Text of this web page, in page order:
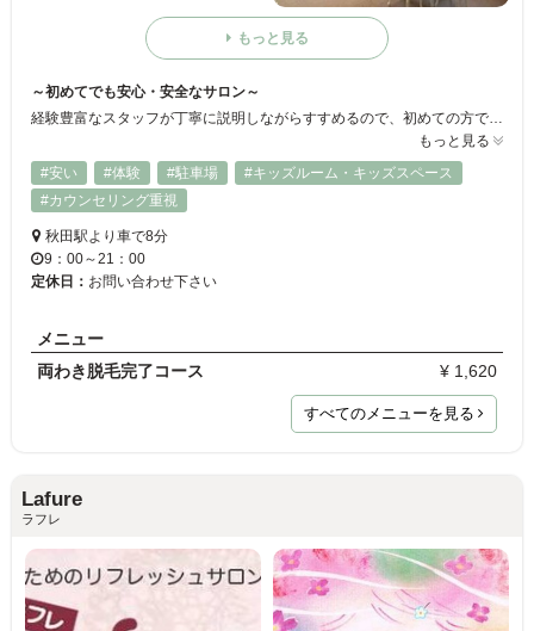
もっと見る
～初めてでも安心・安全なサロン～
経験豊富なスタッフが丁寧に説明しながらすすめるので、初めての方でも安心して受けられます☆アルソーニは、高い技術と最新の機器を生かした安心システムで、安全にしっかりと脱毛でき、お手軽な価格で受けられるますよ♪
もっと見る
#安い
#体験 #駐車場
#キッズルーム・キッズスペース
#カウンセリング重視
秋田駅より車で8分
9：00～21：00
定休日： お問い合わせ下さい
メニュー
両わき脱毛完了コース
¥ 1,620
すべてのメニューを見る
Lafure
ラフレ